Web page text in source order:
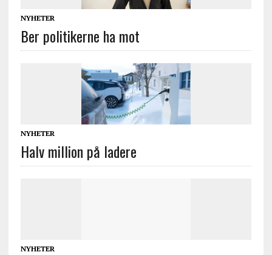
NYHETER
Ber politikerne ha mot
NYHETER
Halv million på ladere
NYHETER